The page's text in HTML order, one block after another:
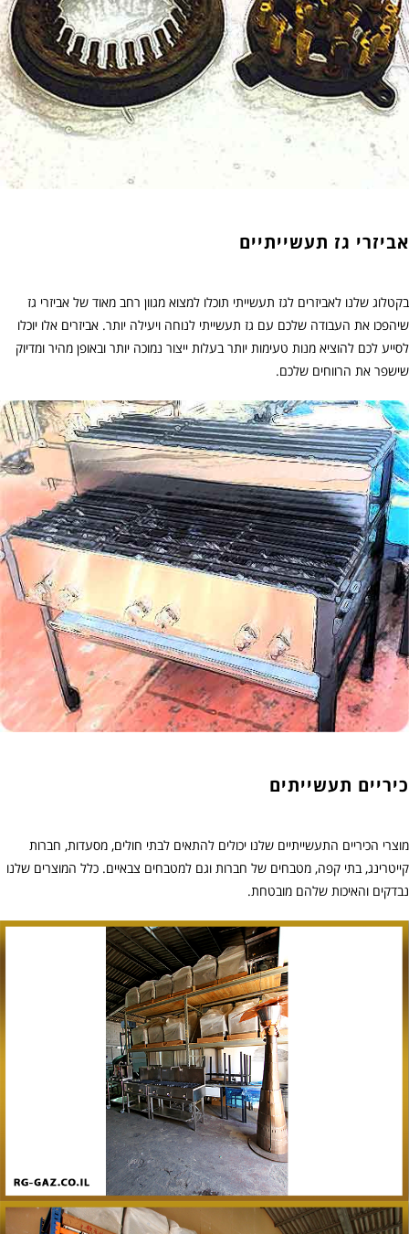
אביזרי גז תעשייתיים
בקטלוג שלנו לאביזרים לגז תעשייתי תוכלו למצוא מגוון רחב מאוד של אביזרי גז
שיהפכו את העבודה שלכם עם גז תעשייתי לנוחה ויעילה יותר. אביזרים אלו יוכלו
לסייע לכם להוציא מנות טעימות יותר בעלות ייצור נמוכה יותר ובאופן מהיר ומדיוק
שישפר את הרווחים שלכם.
כיריים תעשייתים
מוצרי הכיריים התעשייתיים שלנו יכולים להתאים לבתי חולים, מסעדות, חברות
קייטרינג, בתי קפה, מטבחים של חברות וגם למטבחים צבאיים. כלל המוצרים שלנו
נבדקים והאיכות שלהם מובטחת.